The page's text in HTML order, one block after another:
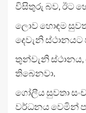
විසිතුරු බව, ඊට
ලොව හොඳම
දෙවැනි ස්ථානයට
තුන්වැනි
තිබෙනවා.
ගෝලීය සුවතා
වර්ධනය වෙමින්